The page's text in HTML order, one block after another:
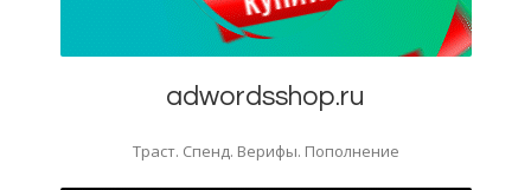
adwordsshop.ru
Траст. Спенд. Верифы. Пополнение